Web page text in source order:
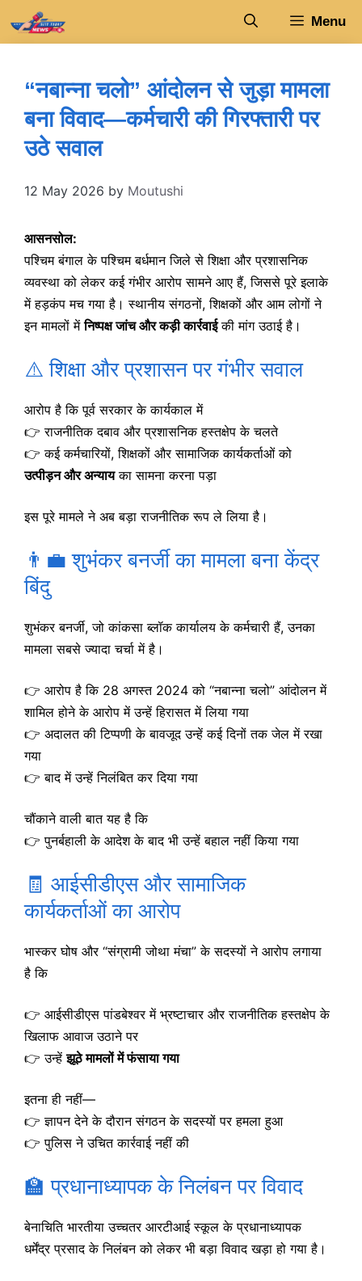
Menu
“नबान्ना चलो” आंदोलन से जुड़ा मामला
बना विवाद—कर्मचारी की गिरफ्तारी पर
उठे सवाल
12 May 2026 by Moutushi
आसनसोल:
पश्चिम बंगाल के पश्चिम बर्धमान जिले से शिक्षा और प्रशासनिक
व्यवस्था को लेकर कई गंभीर आरोप सामने आए हैं, जिससे पूरे इलाके
में हड़कंप मच गया है। स्थानीय संगठनों, शिक्षकों और आम लोगों ने
इन मामलों मेंनिष्पक्ष जांच और कड़ी कार्रवाईकी मांग उठाई है।
⚠️ शिक्षा और प्रशासन पर गंभीर सवाल
आरोप है कि पूर्व सरकार के कार्यकाल में
👉 राजनीतिक दबाव और प्रशासनिक हस्तक्षेप के चलते
👉 कई कर्मचारियों, शिक्षकों और सामाजिक कार्यकर्ताओं को
उत्पीड़न और अन्यायका सामना करना पड़ा
इस पूरे मामले ने अब बड़ा राजनीतिक रूप ले लिया है।
👨‍💼 शुभंकर बनर्जी का मामला बना केंद्र
बिंदु
शुभंकर बनर्जी, जो कांकसा ब्लॉक कार्यालय के कर्मचारी हैं, उनका
मामला सबसे ज्यादा चर्चा में है।
👉 आरोप है कि 28 अगस्त 2024 को “नबान्ना चलो” आंदोलन में
शामिल होने के आरोप में उन्हें हिरासत में लिया गया
👉 अदालत की टिप्पणी के बावजूद उन्हें कई दिनों तक जेल में रखा
गया
👉 बाद में उन्हें निलंबित कर दिया गया
चौंकाने वाली बात यह है कि
👉 पुनर्बहाली के आदेश के बाद भी उन्हें बहाल नहीं किया गया
🧾 आईसीडीएस और सामाजिक
कार्यकर्ताओं का आरोप
भास्कर घोष और “संग्रामी जोथा मंचा” के सदस्यों ने आरोप लगाया
है कि
👉 आईसीडीएस पांडबेश्वर में भ्रष्टाचार और राजनीतिक हस्तक्षेप के
खिलाफ आवाज उठाने पर
👉 उन्हेंझूठे मामलों में फंसाया गया
इतना ही नहीं—
👉 ज्ञापन देने के दौरान संगठन के सदस्यों पर हमला हुआ
👉 पुलिस ने उचित कार्रवाई नहीं की
🏫 प्रधानाध्यापक के निलंबन पर विवाद
बेनाचिति भारतीया उच्चतर आरटीआई स्कूल के प्रधानाध्यापक
धर्मेंद्र प्रसाद के निलंबन को लेकर भी बड़ा विवाद खड़ा हो गया है।